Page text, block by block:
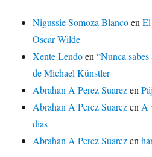
Nigussie Somoza Blancoen
Oscar Wilde
Xente Lendoen“Nunca
de Michael Künstler
Abrahan A Perez Suarezen
Abrahan A Perez Suarezen A
días
Abrahan A Perez Suarezen